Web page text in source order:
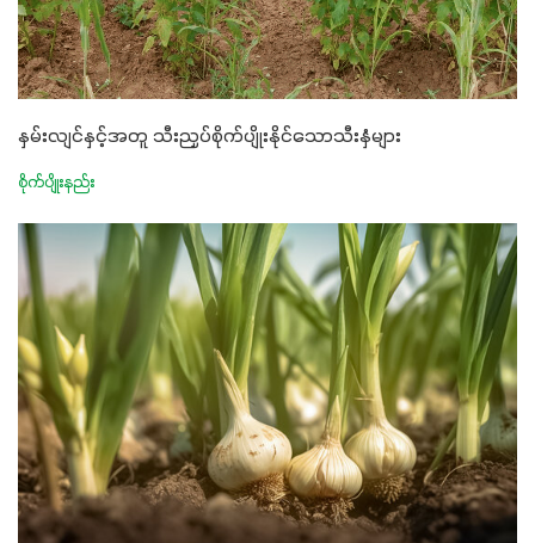
နှမ်းလျင်နှင့်အတူ သီးညှပ်စိုက်ပျိုးနိုင်သောသီးနှံများ
စိုက်ပျိုးနည်း